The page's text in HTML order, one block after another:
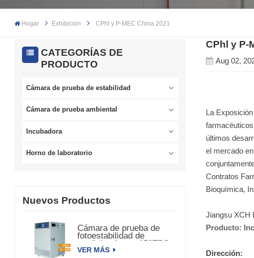
Hogar Exhibición CPhl y P-MEC China 2021
CATEGORÍAS DE
PRODUCTO
Cámara de prueba de estabilidad
Cámara de prueba ambiental
Incubadora
Horno de laboratorio
Nuevos Productos
Cámara de prueba de
fotoestabilidad de
medicina fuerte 150TPS
VER MÁS
CPhl y P-
Aug 02,
La
últimos
el mercado
Contratos
Bioquímica,
Jiangsu XCH
Producto:
Dirección: